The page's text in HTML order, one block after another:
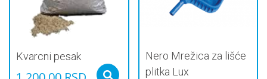
Kvarcni pesak
Select options
Nero Mrežica za lišće
plitka Lux